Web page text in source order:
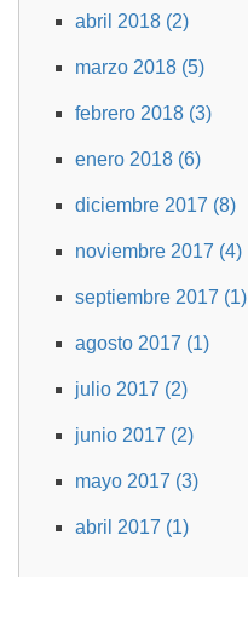
abril 2018 (2)
marzo 2018 (5)
febrero 2018 (3)
enero 2018 (6)
diciembre 2017 (8)
noviembre 2017 (4)
septiembre 2017 (1)
agosto 2017 (1)
julio 2017 (2)
junio 2017 (2)
mayo 2017 (3)
abril 2017 (1)